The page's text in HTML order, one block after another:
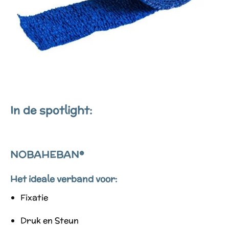
In de spotlight:
NOBAHEBAN®
Het ideale verband voor:
Fixatie
Druk en Steun